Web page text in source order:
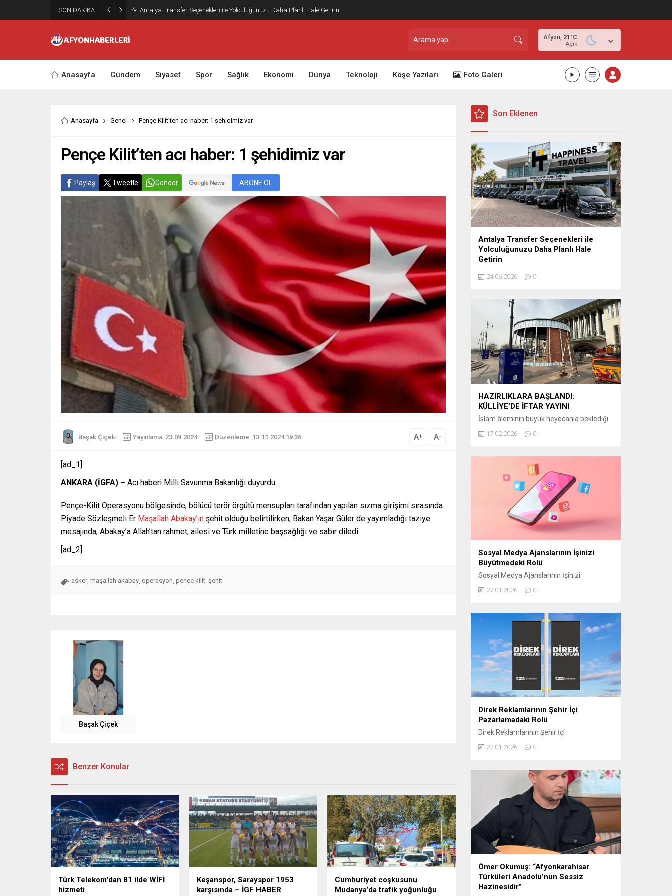
SON DAKİKA Antalya Transfer Seçenekleri ile Yolculuğunuzu Daha Planlı Hale Getirin
Afyon, 21 °C
Açık
Anasayfa Gündem Siyaset Spor Sağlık Ekonomi Dünya Teknoloji Köşe Yazıları Foto Galeri
Anasayfa Genel Pençe Kilit’ten acı haber: 1 şehidimiz var
Pençe Kilit’ten acı haber: 1 şehidimiz var
Paylaş Tweetle Gönder ABONE OL
Başak Çiçek Yayınlama: 23.09.2024 Düzenleme: 13.11.2024 19:36 A+ A-
[ad_1]
ANKARA (İGFA) – Acı haberi Milli Savunma Bakanlığı duyurdu.
Pençe-Kilit Operasyonu bölgesinde, bölücü terör örgütü mensupları tarafından yapılan sızma girişimi sırasında
Piyade Sözleşmeli Er Maşallah Abakay’ın şehit olduğu belirtilirken, Bakan Yaşar Güler de yayımladığı taziye
mesajında, Abakay’a Allah’tan rahmet, ailesi ve Türk milletine başsağlığı ve sabır diledi.
[ad_2]
asker, maşallah akabay, operasyon, pençe kilit, şehit
Başak Çiçek
Benzer Konular
Türk Telekom'dan 81 ilde WİFİ
hizmeti
Keşanspor, Sarayspor 1953
karşısında – İGF HABER
Cumhuriyet coşkusunu
Mudanya’da trafik yoğunluğu
Son Eklenen
Antalya Transfer Seçenekleri ile
Yolculuğunuzu Daha Planlı Hale
Getirin
önemli detaylardan biri, varış noktasında
Antalya gibi uluslararası yoğunluğu yüksek
bir destinasyonda, havalimanından otellere
veya şehir içi noktalara ulaşımın önceden
planlanması büyük kolaylık sağlar.
Günümüzde birçok ziyaretçi, klasik ulaşım
yöntemleri yerine önceden organize edilen
sistemleri tercih etmektedir. Bu
kapsamda Antalya airport transfer hizmetleri,...
24.06.2026 0
HAZIRLIKLARA BAŞLANDI:
KÜLLİYE’DE İFTAR YAYINI
İslam âleminin büyük heyecanla beklediği
ekranlara taşınıyor. Kanal D, iftar saatlerinin
programıyla izleyiciyle buluşturmaya
hazırlanıyor. CAM STÜDYO KURULUYOR
“Bir Ramazan Akşamı” için
Cumhurbaşkanlığı Külliyesi yerleşkesinde
bulunan Beştepe Millet Camii avlusuna
özel bir cam stüdyo kuruluyor. Ramazana
özel tasarlanan...
17.02.2026 0
Sosyal Medya Ajanslarının İşinizi
Büyütmedeki Rolü
Sosyal Medya Ajanslarının İşinizi
Büyütmedeki Rolü Günümüzde sosyal
medya, işletmelerin hedef kitlelerine
geldi. Ancak bu başarıyı elde edebilmek için
doğru stratejilerin belirlenmesi gerekir.
Sosyal medya ajansları, işletmelerin dijital
dünyada daha görünür olmasını sağlamak
ve markalarını doğru şekilde
konumlandırmak için kritik bir rol
oynamaktadır. Sosyal...
27.01.2026 0
Direk Reklamlarının Şehir İçi
Pazarlamadaki Rolü
Direk Reklamlarının Şehir İçi
pazarlama stratejilerinin etkili araçlarından
genellikle dikkat çekici ve etkili bir şekilde
konumlandırıldığı için yerel işletmelerden
büyük markalara kadar birçok farklı
sektörde tercih edilmektedir. Elektrik direği
reklamları, şehirlerin kalabalık ve yoğun
bölgelerinde, hareket halindeki kitlelere...
27.01.2026 0
Ömer Okumuş: “Afyonkarahisar
Türküleri Anadolu’nun Sessiz
Hazinesidir”